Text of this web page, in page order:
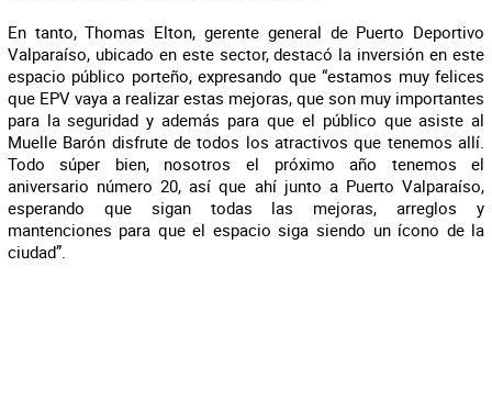
En tanto, Thomas Elton, gerente general de Puerto Deportivo
Valparaíso, ubicado en este sector, destacó la inversión en este
espacio público porteño, expresando que “estamos muy felices
que EPV vaya a realizar estas mejoras, que son muy importantes
para la seguridad y además para que el público que asiste al
Muelle Barón disfrute de todos los atractivos que tenemos allí.
Todo súper bien, nosotros el próximo año tenemos el
aniversario número 20, así que ahí junto a Puerto Valparaíso,
esperando que sigan todas las mejoras, arreglos y
mantenciones para que el espacio siga siendo un ícono de la
ciudad”.